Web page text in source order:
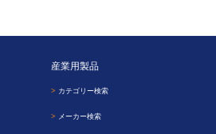
産業用製品
カテゴリー検索
メーカー検索